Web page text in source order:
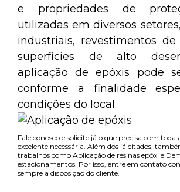
e propriedades de
utilizadas em diversos
industriais, revestimentos
superfícies de alto
aplicação de epóxis pode
conforme a finalidade
condições do local.
Fale conosco e solicite já o que precisa com toda
excelente necessária. Além dos já citados,
trabalhos como Aplicação de resinas epóxi e
estacionamentos. Por isso, entre em contato
sempre a disposição do cliente.